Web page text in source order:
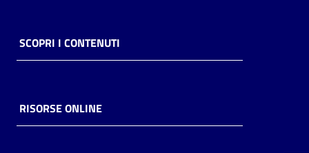
Casa
Piani
storico
SCOPRI I CONTENUTI
RISORSE ONLINE